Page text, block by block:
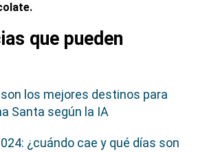
que pueden
los mejores destinos para
Santa según la IA
¿cuándo cae y qué días son